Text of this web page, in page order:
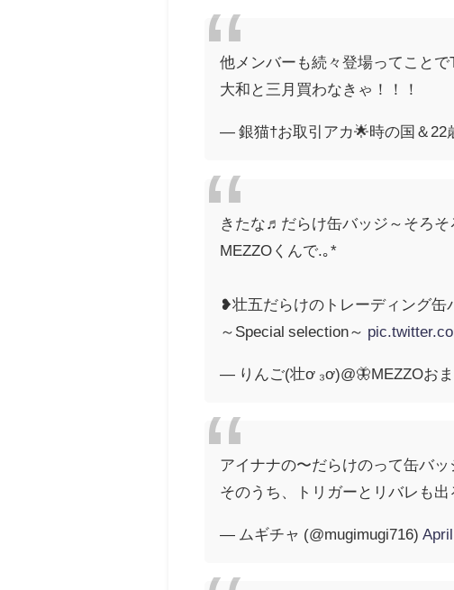
他メンバーも続々登場ってこと
大和と三月買わなきゃ！！！
— 銀猫†お取引アカ🌟時の国＆22
きたな♬だらけ缶バッジ～そろ
MEZZOくんで.｡*
❥壮五だらけのトレーディング缶
～Special selection～
— りんご(壮ơ ₃ơ)@🦋MEZZOおま
アイナナの〜だらけのって缶バ
そのうち、トリガーとリバレも
— ムギチャ (@mugimugi716)